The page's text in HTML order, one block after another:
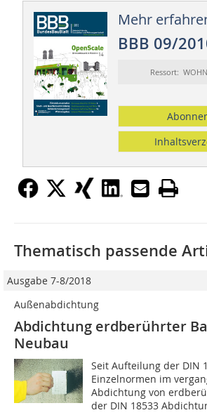
Mehr
BBB 09/
Ressort:
Thematisch passende
Ausgabe 7-8/2018
Außenabdichtung
Abdichtung erdberührter
Neubau
Seit Aufteilung der DIN
Einzelnormen im
Abdichtung von
der DIN 18533